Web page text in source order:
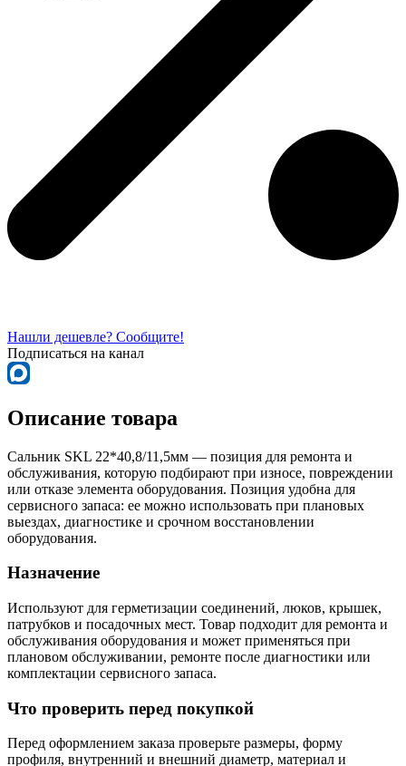
Нашли дешевле? Сообщите!
Подписаться на канал
Описание товара
Сальник SKL 22*40,8/11,5мм — позиция для ремонта и
обслуживания, которую подбирают при износе, повреждении
или отказе элемента оборудования. Позиция удобна для
сервисного запаса: ее можно использовать при плановых
выездах, диагностике и срочном восстановлении
оборудования.
Назначение
Используют для герметизации соединений, люков, крышек,
патрубков и посадочных мест. Товар подходит для ремонта и
обслуживания оборудования и может применяться при
плановом обслуживании, ремонте после диагностики или
комплектации сервисного запаса.
Что проверить перед покупкой
Перед оформлением заказа проверьте размеры, форму
профиля, внутренний и внешний диаметр, материал и